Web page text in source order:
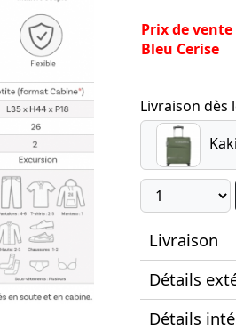
Prix de vente
Bleu Cerise
Livraison dès
Kaki
Livraison
Détails
Détails